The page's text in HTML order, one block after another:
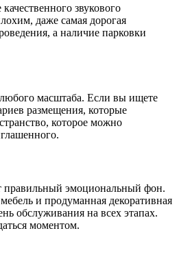
звукового
даже самая дорогая
а наличие парковки
масштаба. Если вы ищете
размещения, которые
которое можно
правильный эмоциональный фон.
и продуманная декоративная
обслуживания на всех этапах.
моментом.